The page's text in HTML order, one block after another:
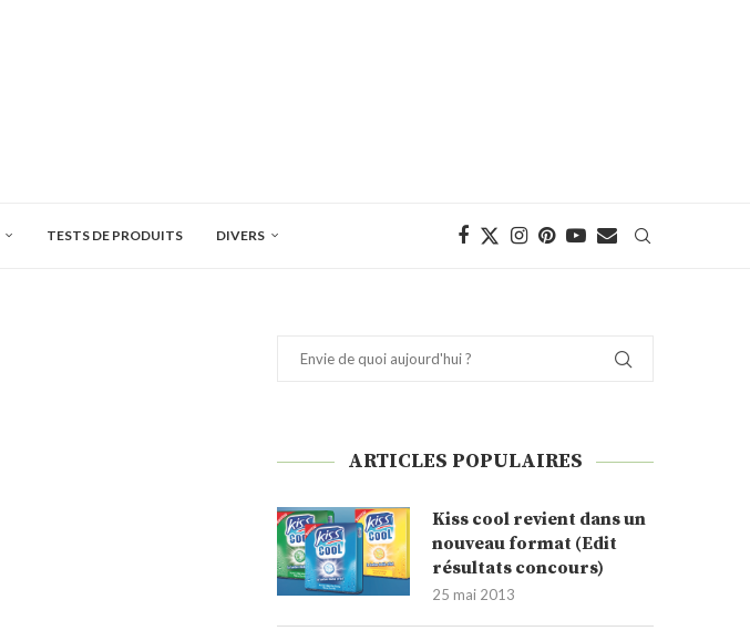
TESTS DE PRODUITS DIVERS
ARTICLES POPULAIRES
Kiss cool revient dans un
nouveau format (Edit
résultats concours)
25 mai 2013